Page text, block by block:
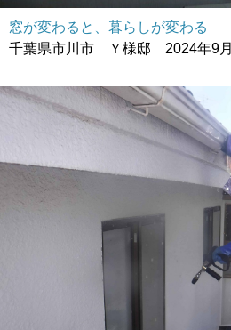
窓が変わると、暮らしが変わる
千葉県市川市 Ｙ様邸 2024年9月